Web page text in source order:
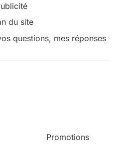
du site
questions, mes réponses
Promotions